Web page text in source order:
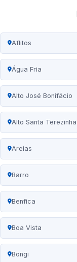
Aflitos
Água Fria
Alto José Bonifácio
Alto Santa Terezinha
Areias
Barro
Benfica
Boa Vista
Bongi